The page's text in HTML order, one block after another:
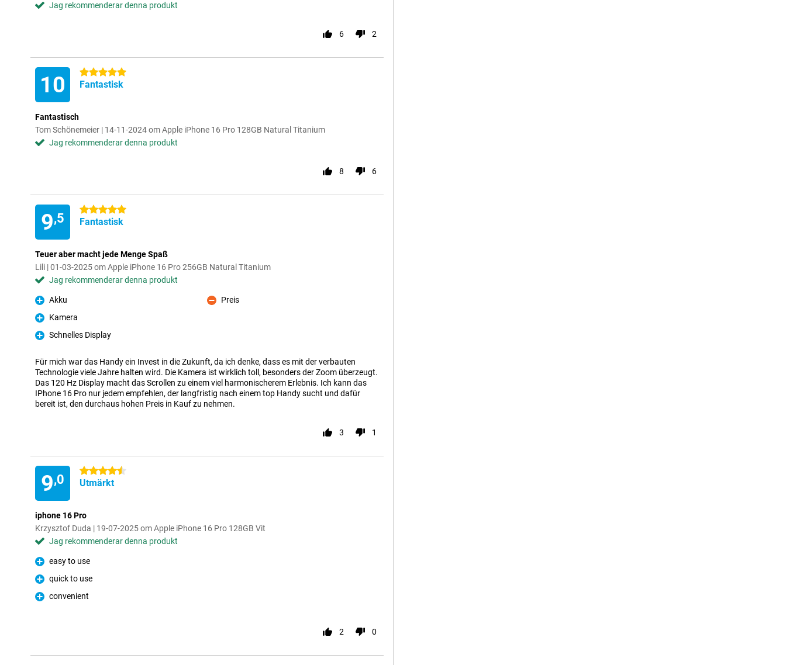
Jag rekommenderar denna produkt
6 2
10 5 stjärnor
Fantastisk
Fantastisch
Tom Schönemeier | 14-11-2024 om Apple iPhone 16 Pro 128GB Natural Titanium
Jag rekommenderar denna produkt
8 6
9,5
5 stjärnor
Fantastisk
Teuer aber macht jede Menge Spaß
Lili | 01-03-2025 om Apple iPhone 16 Pro 256GB Natural Titanium
Jag rekommenderar denna produkt
Fördelar
Akku
Fördelar
Kamera
Fördelar
Schnelles Display
Nackdelar
Preis
Für mich war das Handy ein Invest in die Zukunft, da ich denke, dass es mit der verbauten
Technologie viele Jahre halten wird. Die Kamera ist wirklich toll, besonders der Zoom überzeugt.
Das 120 Hz Display macht das Scrollen zu einem viel harmonischerem Erlebnis. Ich kann das
IPhone 16 Pro nur jedem empfehlen, der langfristig nach einem top Handy sucht und dafür
bereit ist, den durchaus hohen Preis in Kauf zu nehmen.
3 1
9,0
4.5 stjärnor
Utmärkt
iphone 16 Pro
Krzysztof Duda | 19-07-2025 om Apple iPhone 16 Pro 128GB Vit
Jag rekommenderar denna produkt
Fördelar
easy to use
Fördelar
quick to use
Fördelar
convenient
2 0